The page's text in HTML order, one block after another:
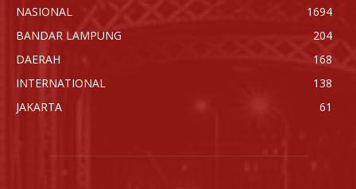
NASIONAL
1694
BANDAR LAMPUNG
204
DAERAH
168
INTERNATIONAL
138
JAKARTA
61